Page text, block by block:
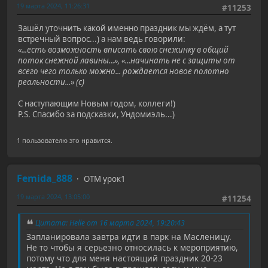
#11253
19 марта 2024, 11:26:31
Зашёл уточнить какой именно праздник мы ждём, а тут
встречный вопрос...) а нам ведь говорили:
«...есть возможность вписать свою снежинку в общий
поток снежной лавины...», «...начинать не с защиты от
всего чего только можно... рождается новое полотно
реальности...» (с)
С наступающим Новым годом, коллеги!)
P.S. Спасибо за подсказки, Ундомиэль...)
1 пользователю это нравится.
Femida_888
ОТМ урок1
#11254
19 марта 2024, 13:05:00
Цитата: Helle от 16 марта 2024, 19:20:43
Запланировала завтра идти в парк на Масленицу.
Не то чтобы я серьезно относилась к мероприятию,
потому что для меня настоящий праздник 20-23